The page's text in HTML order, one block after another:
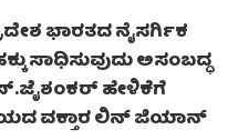
ಭಾರತದ ನೈಸರ್ಗಿಕ
ಸಾಧಿಸುವುದು ಅಸಂಬದ್ಧ
ಹೇಳಿಕೆಗೆ
ವಕ್ತಾರ ಲಿನ್ ಜಿಯಾನ್‌